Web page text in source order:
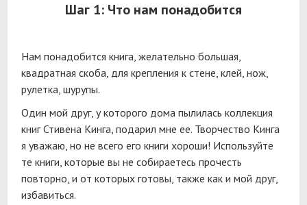
Шаг 1: Что нам понадобится
Нам понадобится книга, желательно большая,
квадратная скоба, для крепления к стене, клей, нож,
рулетка, шурупы.
Один мой друг, у которого дома пылилась коллекция
книг Стивена Кинга, подарил мне ее. Творчество Кинга
я уважаю, но не всего его книги хороши! Используйте
те книги, которые вы не собираетесь прочесть
повторно, и от которых готовы, также как и мой друг,
избавиться.